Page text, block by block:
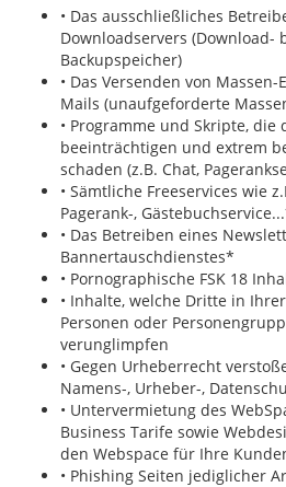
• Das ausschließliches
Downloadservers (Download-
Backupspeicher)
• Das Versenden von Massen-
Mails (unaufgeforderte
• Programme und Skripte, die
beeinträchtigen und extrem
schaden (z.B. Chat,
• Sämtliche Freeservices wie
Pagerank-,
• Das Betreiben eines
Bannertauschdienstes*
• Pornographische FSK 18
• Inhalte, welche Dritte in
Personen oder
verunglimpfen
• Gegen Urheberrecht
Namens-, Urheber-,
• Untervermietung des
Business Tarife sowie
den Webspace für Ihre
• Phishing Seiten jediglicher